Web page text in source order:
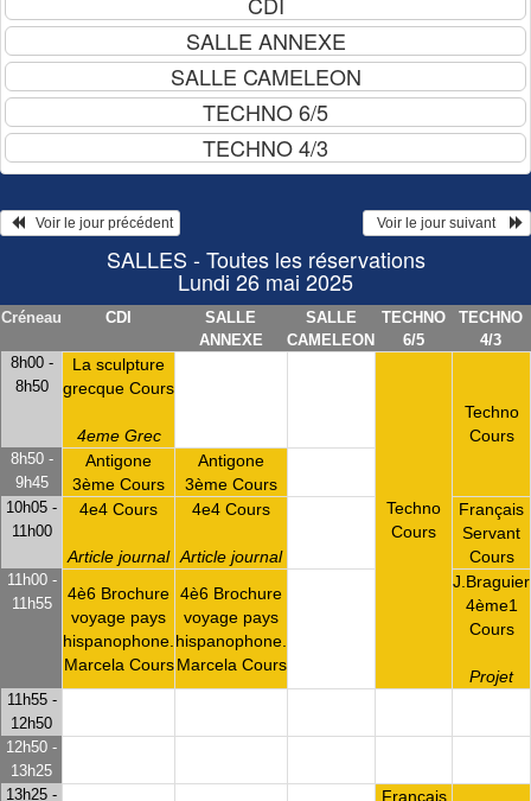
   Voir le jour précédent
  Voir le jour suivant
SALLES - Toutes les réservations
Lundi 26 mai 2025
Créneau CDI
SALLE
ANNEXE
SALLE
CAMELEON
TECHNO
6/5
TECHNO
4/3
8h00 -
8h50
La sculpture
grecque Cours
4eme Grec
Techno
Cours
Techno
Cours
8h50 -
9h45
Antigone
3ème Cours
Antigone
3ème Cours
10h05 -
11h00
4e4 Cours
Article journal
4e4 Cours
Article journal
Français
Servant
Cours
11h00 -
11h55
4è6 Brochure
voyage pays
hispanophone.
Marcela Cours
4è6 Brochure
voyage pays
hispanophone.
Marcela Cours
J.Braguier
4ème1
Cours
Projet
11h55 -
12h50
12h50 -
13h25
13h25 -
Français